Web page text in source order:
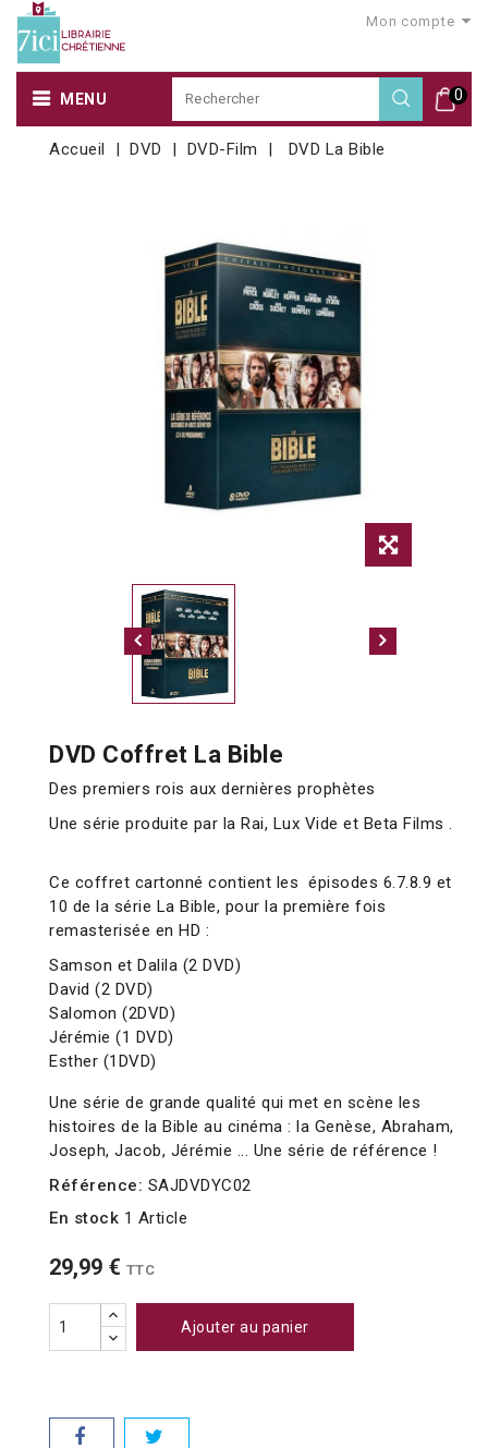
Mon compte
0
MENU
Accueil DVD DVD-Film DVD La Bible
DVD Coffret La Bible
Des premiers rois aux dernières prophètes
Une série produite par la Rai, Lux Vide et Beta Films .
Ce coffret cartonné contient les épisodes 6.7.8.9 et
10 de la série La Bible, pour la première fois
remasterisée en HD :
Samson et Dalila (2 DVD)
David (2 DVD)
Salomon (2DVD)
Jérémie (1 DVD)
Esther (1DVD)
Une série de grande qualité qui met en scène les
histoires de la Bible au cinéma : la Genèse, Abraham,
Joseph, Jacob, Jérémie ... Une série de référence !
Référence: SAJDVDYC02
En stock 1 Article
29,99 € TTC
Ajouter au panier